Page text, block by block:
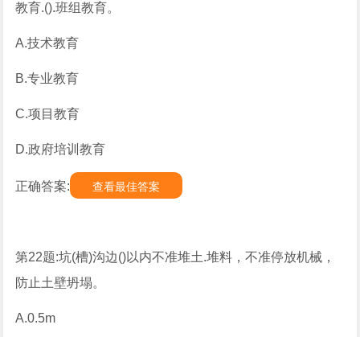
教育.().班组教育。
A.技术教育
B.专业教育
C.项目教育
D.政府培训教育
正确答案: 查看最佳答案
第22题:坑(槽)沟边()以内不准堆土.堆料，不准停放机械，
防止土壁坍塌。
A.0.5m